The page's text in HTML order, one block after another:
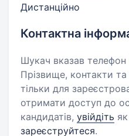
Дистанційно
Контактна
Шукач вказав телефон
Прізвище, контакти та
тільки для
отримати доступ до
кандидатів, увійдіть
зареєструйтеся.